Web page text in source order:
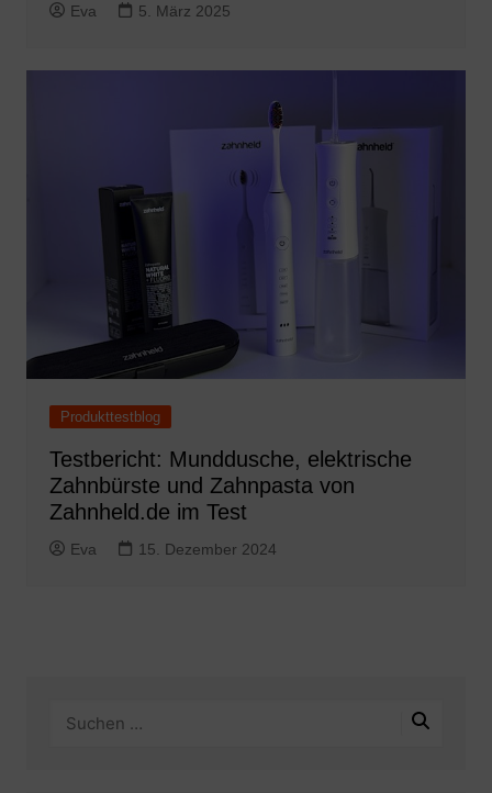
Eva 5. März 2025
Produkttestblog
Testbericht: Munddusche, elektrische
Zahnbürste und Zahnpasta von
Zahnheld.de im Test
Eva 15. Dezember 2024